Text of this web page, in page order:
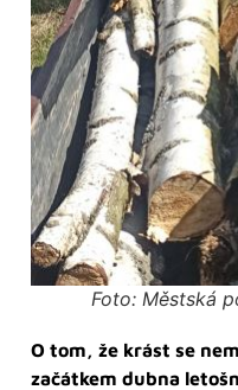
Foto: Městská
O tom, že krást se
začátkem dubna